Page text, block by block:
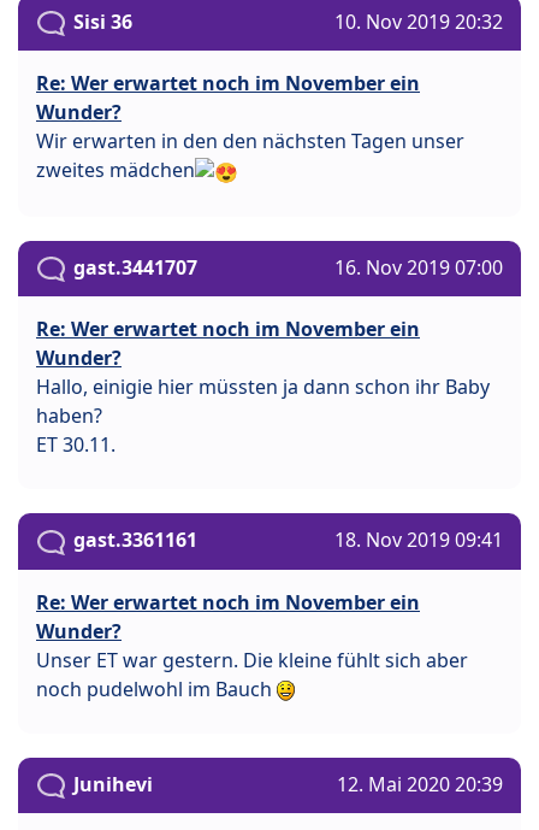
Sisi 36 10. Nov 2019 20:32
Re: Wer erwartet noch im November ein
Wunder?
Wir erwarten in den den nächsten Tagen unser
zweites mädchen
gast.3441707 16. Nov 2019 07:00
Re: Wer erwartet noch im November ein
Wunder?
Hallo, einigie hier müssten ja dann schon ihr Baby
haben?
ET 30.11.
gast.3361161 18. Nov 2019 09:41
Re: Wer erwartet noch im November ein
Wunder?
Unser ET war gestern. Die kleine fühlt sich aber
noch pudelwohl im Bauch
Junihevi 12. Mai 2020 20:39